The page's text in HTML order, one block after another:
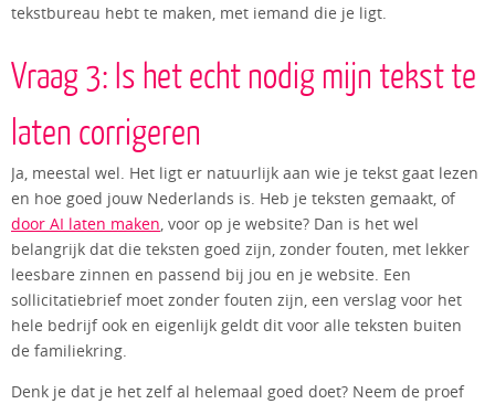
tekstbureau hebt te maken, met iemand die je ligt.
Vraag 3: Is het echt nodig mijn tekst te
laten corrigeren
Ja, meestal wel. Het ligt er natuurlijk aan wie je tekst gaat lezen
en hoe goed jouw Nederlands is. Heb je teksten gemaakt, of
door AI laten maken, voor op je website? Dan is het wel
belangrijk dat die teksten goed zijn, zonder fouten, met lekker
leesbare zinnen en passend bij jou en je website. Een
sollicitatiebrief moet zonder fouten zijn, een verslag voor het
hele bedrijf ook en eigenlijk geldt dit voor alle teksten buiten
de familiekring.
Denk je dat je het zelf al helemaal goed doet? Neem de proef